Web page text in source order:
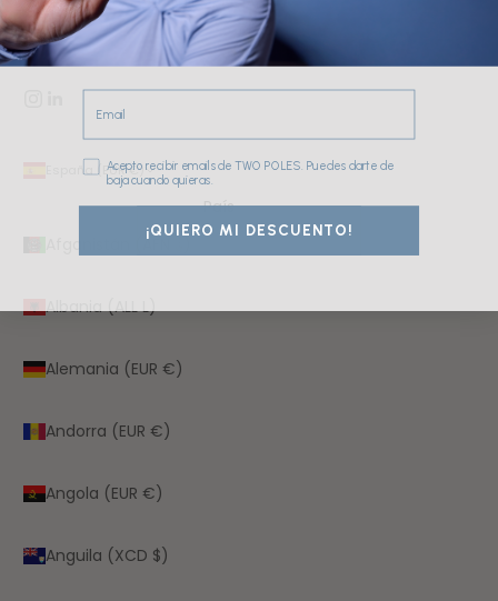
FAQs
España (EUR €)
País
Albania (ALL L)
Alemania (EUR €)
Andorra (EUR €)
Angola (EUR €)
Anguila (XCD $)
Email
Consentimiento
Acepto recibir emails de TWO POLES. Puedes darte de
baja cuando quieras.
¡QUIERO MI DESCUENTO!